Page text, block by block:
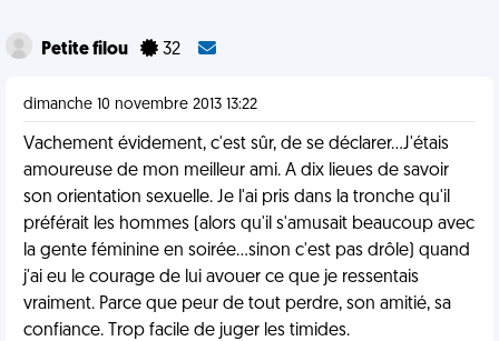
Petite filou 32
dimanche 10 novembre 2013 13:22
Vachement évidement, c'est sûr, de se déclarer...J'étais
amoureuse de mon meilleur ami. A dix lieues de savoir
son orientation sexuelle. Je l'ai pris dans la tronche qu'il
préférait les hommes (alors qu'il s'amusait beaucoup avec
la gente féminine en soirée...sinon c'est pas drôle) quand
j'ai eu le courage de lui avouer ce que je ressentais
vraiment. Parce que peur de tout perdre, son amitié, sa
confiance. Trop facile de juger les timides.